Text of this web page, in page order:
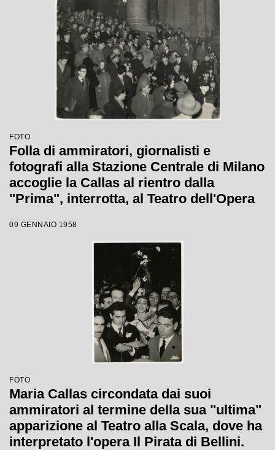
FOTO
Folla di ammiratori, giornalisti e
fotografi alla Stazione Centrale di Milano
accoglie la Callas al rientro dalla
"Prima", interrotta, al Teatro dell'Opera
09 GENNAIO 1958
FOTO
Maria Callas circondata dai suoi
ammiratori al termine della sua "ultima"
apparizione al Teatro alla Scala, dove ha
interpretato l'opera Il Pirata di Bellini.